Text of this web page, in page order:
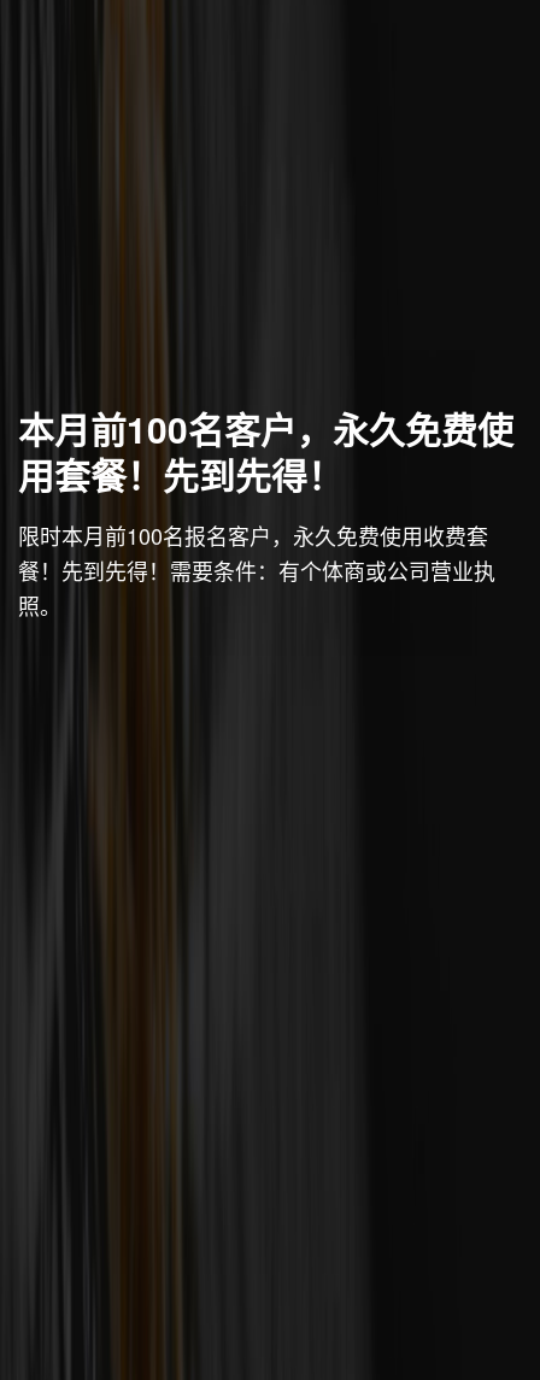
本月前100名客户，永久免费使
用套餐！先到先得！
限时本月前100名报名客户，永久免费使用收费套
餐！先到先得！需要条件：有个体商或公司营业执
照。